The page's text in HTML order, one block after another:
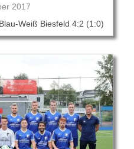
2017
Weiß Biesfeld 4:2 (1:0)